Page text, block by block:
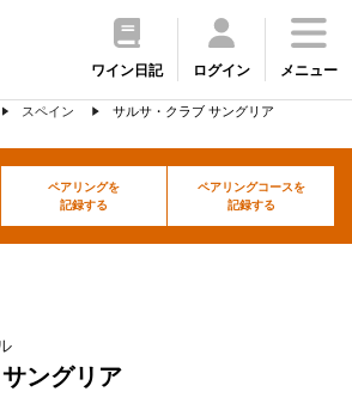
ワイン日記 ログイン メニュー
スペイン サルサ・クラブ サングリア
ペアリングを
記録する
ペアリングコースを
記録する
ングリア